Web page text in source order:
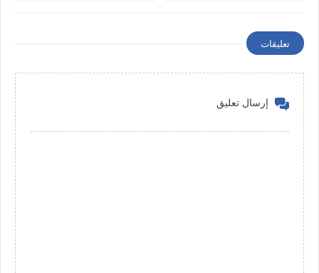
تعليقات
إرسال تعليق